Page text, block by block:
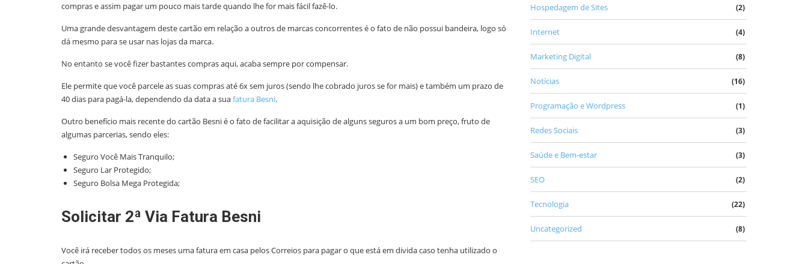
compras e assim pagar um pouco mais tarde quando lhe for mais fácil fazê-lo.
Uma grande desvantagem deste cartão em relação a outros de marcas concorrentes é o fato de não possui bandeira, logo só
dá mesmo para se usar nas lojas da marca.
No entanto se você fizer bastantes compras aqui, acaba sempre por compensar.
Ele permite que você parcele as suas compras até 6x sem juros (sendo lhe cobrado juros se for mais) e também um prazo de
40 dias para pagá-la, dependendo da data a suafatura Besni.
Outro benefício mais recente do cartão Besni é o fato de facilitar a aquisição de alguns seguros a um bom preço, fruto de
algumas parcerias, sendo eles:
Seguro Você Mais Tranquilo;
Seguro Lar Protegido;
Seguro Bolsa Mega Protegida;
Solicitar 2ª Via Fatura Besni
Você irá receber todos os meses uma fatura em casa pelos Correios para pagar o que está em divida caso tenha utilizado o
Hospedagem de Sites (2)
Internet (4)
Marketing Digital (8)
Notícias (16)
Programação e Wordpress (1)
Redes Sociais (3)
Saúde e Bem-estar (3)
SEO (2)
Tecnologia (22)
Uncategorized (8)